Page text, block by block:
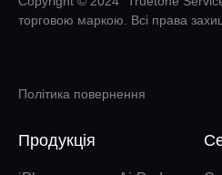
торговою маркою. Всі права
Політика повернення
Продукція